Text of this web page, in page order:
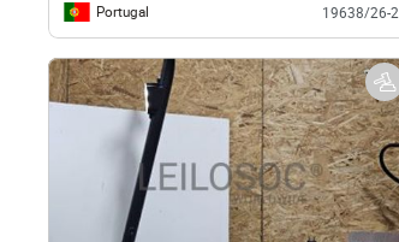
Portugal 19638/26-2